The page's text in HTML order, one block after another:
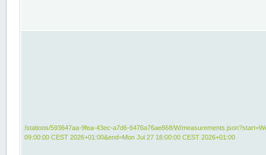
/stations/593647aa-9fea-43ec-a7d6-6476a76ae868/W/
09:00:00 CEST 2026+01:00&end=Mon Jul 27 16:00:00 CEST 2026+01:00